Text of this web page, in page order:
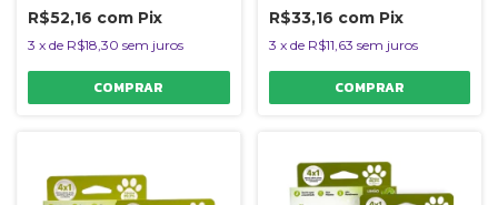
R$52,16 com Pix
3 x de R$18,30 sem juros
R$33,16 com Pix
3 x de R$11,63 sem juros